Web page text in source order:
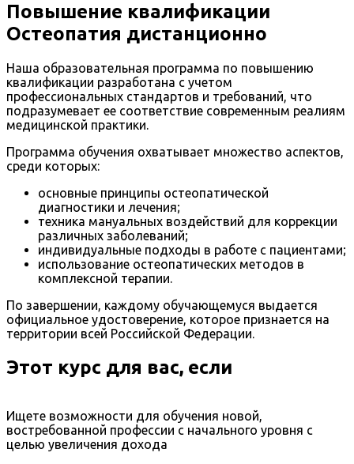
Повышение квалификации
Остеопатия дистанционно
Наша образовательная программа по повышению
квалификации разработана с учетом
профессиональных стандартов и требований, что
подразумевает ее соответствие современным реалиям
медицинской практики.
Программа обучения охватывает множество аспектов,
среди которых:
основные принципы остеопатической
диагностики и лечения;
техника мануальных воздействий для коррекции
различных заболеваний;
индивидуальные подходы в работе с пациентами;
использование остеопатических методов в
комплексной терапии.
По завершении, каждому обучающемуся выдается
официальное удостоверение, которое признается на
территории всей Российской Федерации.
Этот курс для вас, если
Ищете возможности для обучения новой,
востребованной профессии с начального уровня с
целью увеличения дохода